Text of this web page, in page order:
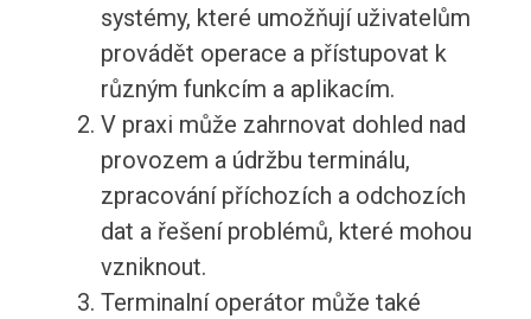
systémy, které umožňují uživatelům
provádět operace a přístupovat k
různým funkcím a aplikacím.
V praxi může zahrnovat dohled nad
provozem a údržbu terminálu,
zpracování příchozích a odchozích
dat a řešení problémů, které mohou
vzniknout.
Terminalní operátor může také